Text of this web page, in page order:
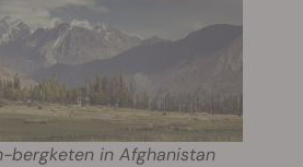
bergketen in Afghanistan